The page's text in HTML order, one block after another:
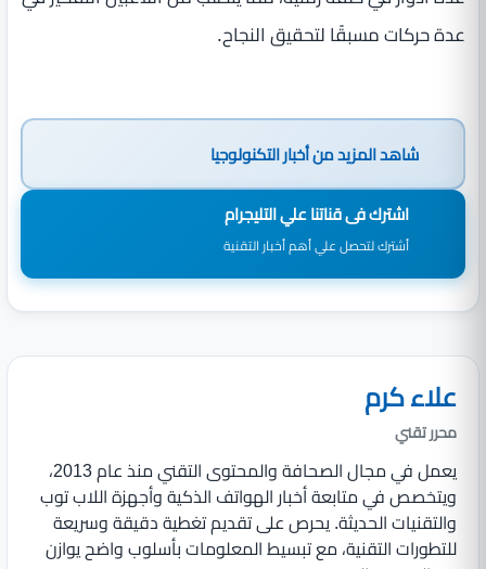
عدة حركات مسبقًا لتحقيق النجاح.
شاهد المزيد منأخبار التكنولوجيا
اشترك فى قناتنا علي التليجرام
أشترك لتحصل علي أهم أخبار التقنية
علاء كرم
محرر تقني
يعمل في مجال الصحافة والمحتوى التقني منذ عام 2013،
ويتخصص في متابعة أخبار الهواتف الذكية وأجهزة اللاب توب
والتقنيات الحديثة. يحرص على تقديم تغطية دقيقة وسريعة
للتطورات التقنية، مع تبسيط المعلومات بأسلوب واضح يوازن